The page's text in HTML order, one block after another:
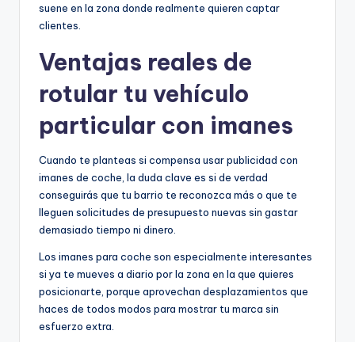
suene en la zona donde realmente quieren captar
clientes.
Ventajas reales de
rotular tu vehículo
particular con imanes
Cuando te planteas si compensa usar publicidad con
imanes de coche, la duda clave es si de verdad
conseguirás que tu barrio te reconozca más o que te
lleguen solicitudes de presupuesto nuevas sin gastar
demasiado tiempo ni dinero.
Los imanes para coche son especialmente interesantes
si ya te mueves a diario por la zona en la que quieres
posicionarte, porque aprovechan desplazamientos que
haces de todos modos para mostrar tu marca sin
esfuerzo extra.